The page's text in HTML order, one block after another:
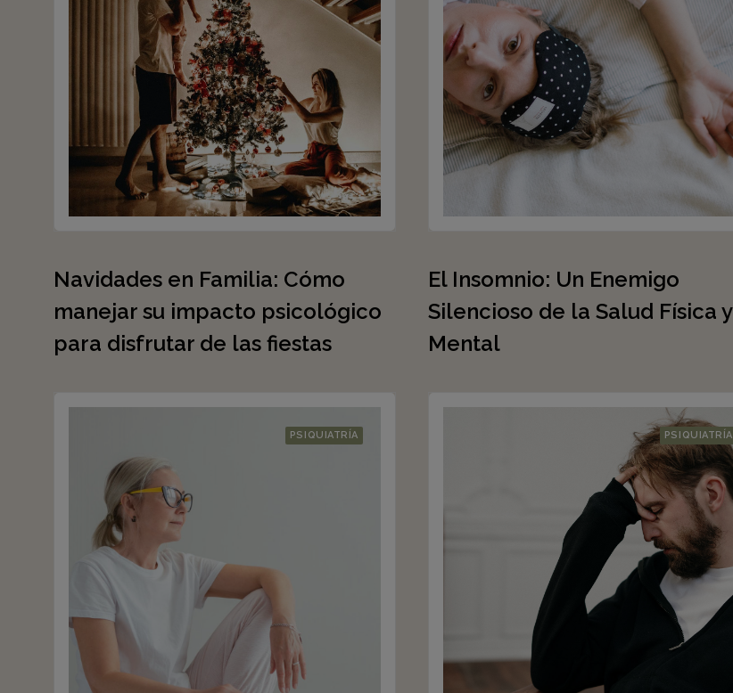
Navidades en Familia: Cómo
manejar su impacto psicológico
para disfrutar de las fiestas
El Insomnio: Un Enemigo
Silencioso de la Salud Física y
Mental
PSIQUIATRÍA PSIQUIATRÍA